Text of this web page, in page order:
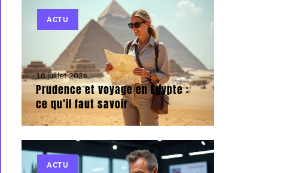
ACTU
18 juillet 2026
Prudence et voyage en Egypte :
ce qu’il faut savoir
ACTU